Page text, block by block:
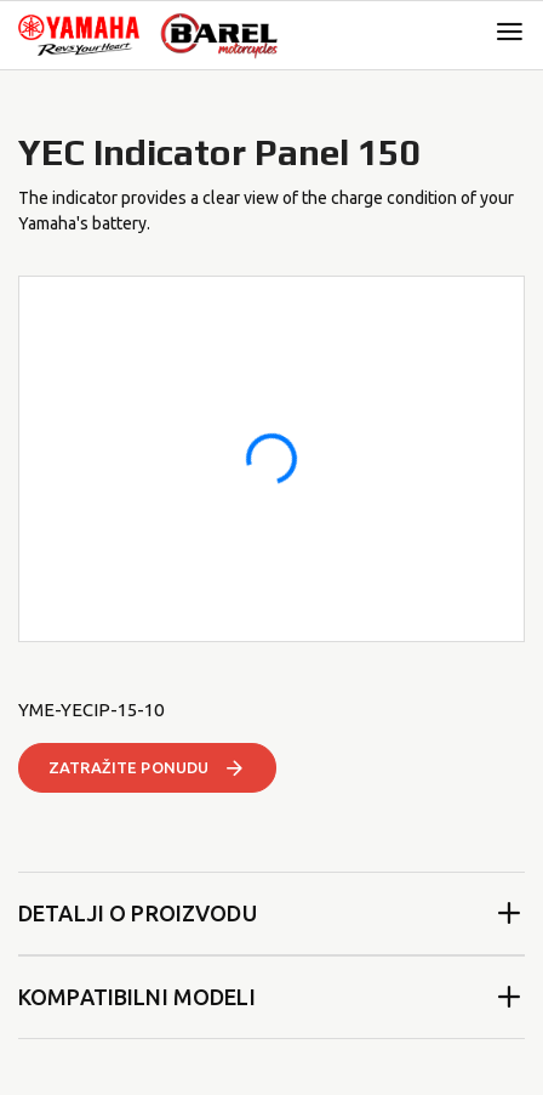
Skip
navigation
Skip
content
YEC Indicator Panel 150
The indicator provides a clear view of the charge condition of your
Yamaha's battery.
YME-YECIP-15-10
ZATRAŽITE PONUDU
DETALJI O PROIZVODU
KOMPATIBILNI MODELI